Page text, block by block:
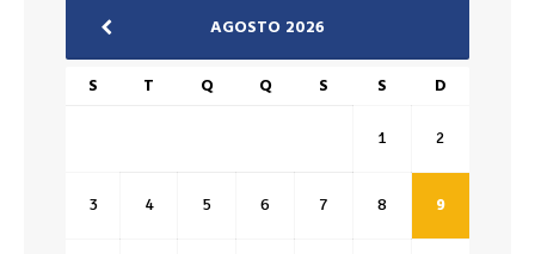
AGOSTO 2026
S T Q Q S S D
1 2
3 4 5 6 7 8 9